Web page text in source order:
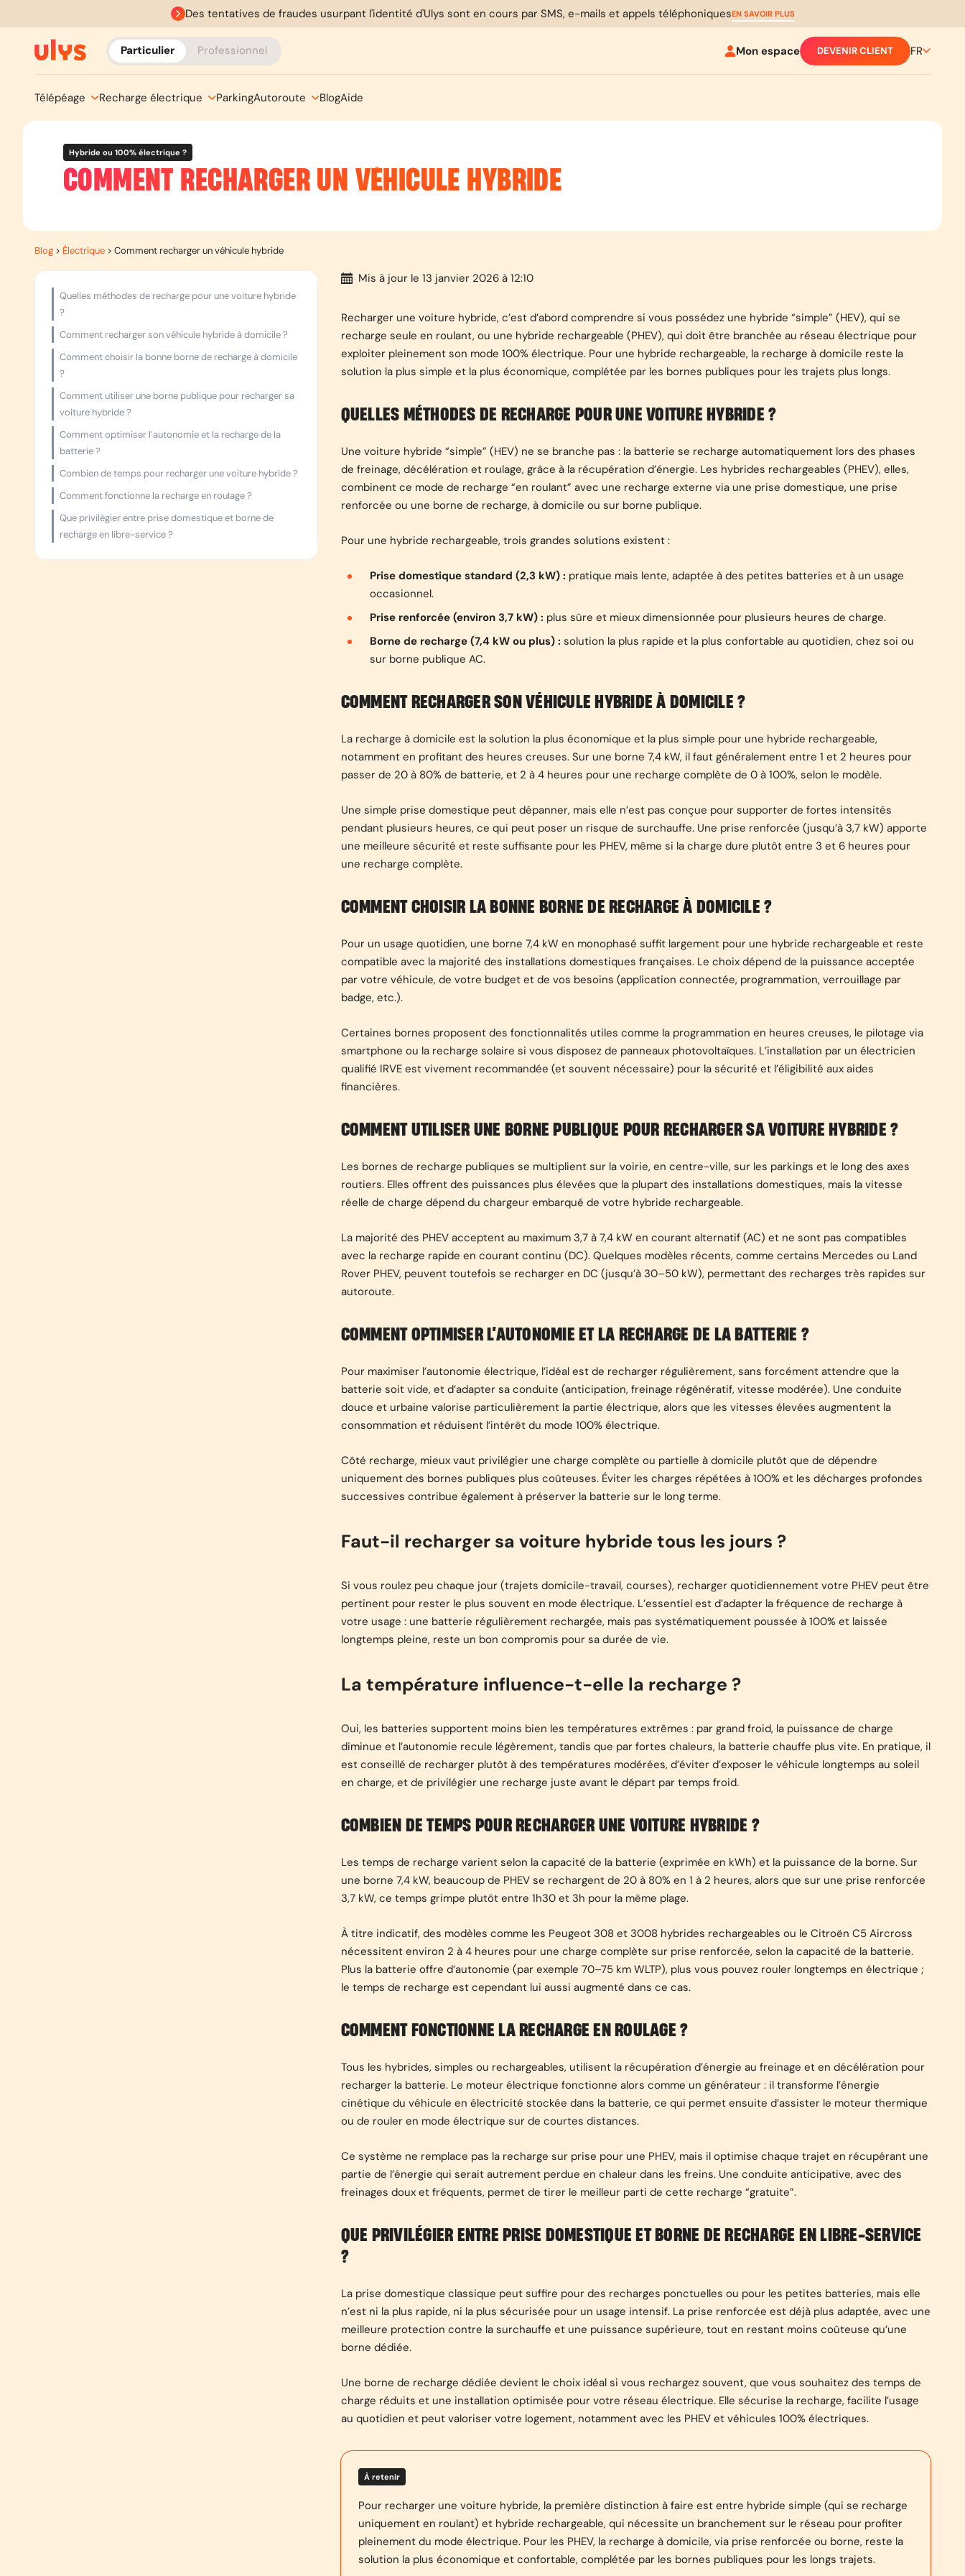
Des tentatives de fraudes usurpant l'identité d'Ulys sont en cours par SMS, e-mails et appels téléphoniquesEN SAVOIR PLUS
Particulier Professionnel Mon espace DEVENIR CLIENT FR
Télépéage Recharge électrique ParkingAutoroute BlogAide
Hybride ou 100% électrique ?
COMMENT RECHARGER UN VÉHICULE HYBRIDE
Blog > Électrique > Comment recharger un véhicule hybride
Quelles méthodes de recharge pour une voiture hybride
?
Comment recharger son véhicule hybride à domicile ?
Comment choisir la bonne borne de recharge à domicile
?
Comment utiliser une borne publique pour recharger sa
voiture hybride ?
Comment optimiser l’autonomie et la recharge de la
batterie ?
Combien de temps pour recharger une voiture hybride ?
Comment fonctionne la recharge en roulage ?
Que privilégier entre prise domestique et borne de
recharge en libre-service ?
Mis à jour le 13 janvier 2026 à 12:10
Recharger une voiture hybride, c’est d’abord comprendre si vous possédez une hybride “simple” (HEV), qui se
recharge seule en roulant, ou une hybride rechargeable (PHEV), qui doit être branchée au réseau électrique pour
exploiter pleinement son mode 100% électrique. Pour une hybride rechargeable, la recharge à domicile reste la
solution la plus simple et la plus économique, complétée par les bornes publiques pour les trajets plus longs.
QUELLES MÉTHODES DE RECHARGE POUR UNE VOITURE HYBRIDE ?
Une voiture hybride “simple” (HEV) ne se branche pas : la batterie se recharge automatiquement lors des phases
de freinage, décélération et roulage, grâce à la récupération d’énergie. Les hybrides rechargeables (PHEV), elles,
combinent ce mode de recharge “en roulant” avec une recharge externe via une prise domestique, une prise
renforcée ou une borne de recharge, à domicile ou sur borne publique.
Pour une hybride rechargeable, trois grandes solutions existent :
Prise domestique standard (2,3 kW) : pratique mais lente, adaptée à des petites batteries et à un usage
occasionnel.
Prise renforcée (environ 3,7 kW) : plus sûre et mieux dimensionnée pour plusieurs heures de charge.
Borne de recharge (7,4 kW ou plus) : solution la plus rapide et la plus confortable au quotidien, chez soi ou
sur borne publique AC.
COMMENT RECHARGER SON VÉHICULE HYBRIDE À DOMICILE ?
La recharge à domicile est la solution la plus économique et la plus simple pour une hybride rechargeable,
notamment en profitant des heures creuses. Sur une borne 7,4 kW, il faut généralement entre 1 et 2 heures pour
passer de 20 à 80% de batterie, et 2 à 4 heures pour une recharge complète de 0 à 100%, selon le modèle.
Une simple prise domestique peut dépanner, mais elle n’est pas conçue pour supporter de fortes intensités
pendant plusieurs heures, ce qui peut poser un risque de surchauffe. Une prise renforcée (jusqu’à 3,7 kW) apporte
une meilleure sécurité et reste suffisante pour les PHEV, même si la charge dure plutôt entre 3 et 6 heures pour
une recharge complète.
COMMENT CHOISIR LA BONNE BORNE DE RECHARGE À DOMICILE ?
Pour un usage quotidien, une borne 7,4 kW en monophasé suffit largement pour une hybride rechargeable et reste
compatible avec la majorité des installations domestiques françaises. Le choix dépend de la puissance acceptée
par votre véhicule, de votre budget et de vos besoins (application connectée, programmation, verrouillage par
badge, etc.).
Certaines bornes proposent des fonctionnalités utiles comme la programmation en heures creuses, le pilotage via
smartphone ou la recharge solaire si vous disposez de panneaux photovoltaïques. L’installation par un électricien
qualifié IRVE est vivement recommandée (et souvent nécessaire) pour la sécurité et l’éligibilité aux aides
financières.
COMMENT UTILISER UNE BORNE PUBLIQUE POUR RECHARGER SA VOITURE HYBRIDE ?
Les bornes de recharge publiques se multiplient sur la voirie, en centre-ville, sur les parkings et le long des axes
routiers. Elles offrent des puissances plus élevées que la plupart des installations domestiques, mais la vitesse
réelle de charge dépend du chargeur embarqué de votre hybride rechargeable.
La majorité des PHEV acceptent au maximum 3,7 à 7,4 kW en courant alternatif (AC) et ne sont pas compatibles
avec la recharge rapide en courant continu (DC). Quelques modèles récents, comme certains Mercedes ou Land
Rover PHEV, peuvent toutefois se recharger en DC (jusqu’à 30–50 kW), permettant des recharges très rapides sur
autoroute.
COMMENT OPTIMISER L’AUTONOMIE ET LA RECHARGE DE LA BATTERIE ?
Pour maximiser l’autonomie électrique, l’idéal est de recharger régulièrement, sans forcément attendre que la
batterie soit vide, et d’adapter sa conduite (anticipation, freinage régénératif, vitesse modérée). Une conduite
douce et urbaine valorise particulièrement la partie électrique, alors que les vitesses élevées augmentent la
consommation et réduisent l’intérêt du mode 100% électrique.
Côté recharge, mieux vaut privilégier une charge complète ou partielle à domicile plutôt que de dépendre
uniquement des bornes publiques plus coûteuses. Éviter les charges répétées à 100% et les décharges profondes
successives contribue également à préserver la batterie sur le long terme.
Faut-il recharger sa voiture hybride tous les jours ?
Si vous roulez peu chaque jour (trajets domicile-travail, courses), recharger quotidiennement votre PHEV peut être
pertinent pour rester le plus souvent en mode électrique. L’essentiel est d’adapter la fréquence de recharge à
votre usage : une batterie régulièrement rechargée, mais pas systématiquement poussée à 100% et laissée
longtemps pleine, reste un bon compromis pour sa durée de vie.
La température influence-t-elle la recharge ?
Oui, les batteries supportent moins bien les températures extrêmes : par grand froid, la puissance de charge
diminue et l’autonomie recule légèrement, tandis que par fortes chaleurs, la batterie chauffe plus vite. En pratique, il
est conseillé de recharger plutôt à des températures modérées, d’éviter d’exposer le véhicule longtemps au soleil
en charge, et de privilégier une recharge juste avant le départ par temps froid.
COMBIEN DE TEMPS POUR RECHARGER UNE VOITURE HYBRIDE ?
Les temps de recharge varient selon la capacité de la batterie (exprimée en kWh) et la puissance de la borne. Sur
une borne 7,4 kW, beaucoup de PHEV se rechargent de 20 à 80% en 1 à 2 heures, alors que sur une prise renforcée
3,7 kW, ce temps grimpe plutôt entre 1h30 et 3h pour la même plage.
À titre indicatif, des modèles comme les Peugeot 308 et 3008 hybrides rechargeables ou le Citroën C5 Aircross
nécessitent environ 2 à 4 heures pour une charge complète sur prise renforcée, selon la capacité de la batterie.
Plus la batterie offre d’autonomie (par exemple 70–75 km WLTP), plus vous pouvez rouler longtemps en électrique ;
le temps de recharge est cependant lui aussi augmenté dans ce cas.
COMMENT FONCTIONNE LA RECHARGE EN ROULAGE ?
Tous les hybrides, simples ou rechargeables, utilisent la récupération d’énergie au freinage et en décélération pour
recharger la batterie. Le moteur électrique fonctionne alors comme un générateur : il transforme l’énergie
cinétique du véhicule en électricité stockée dans la batterie, ce qui permet ensuite d’assister le moteur thermique
ou de rouler en mode électrique sur de courtes distances.
Ce système ne remplace pas la recharge sur prise pour une PHEV, mais il optimise chaque trajet en récupérant une
partie de l’énergie qui serait autrement perdue en chaleur dans les freins. Une conduite anticipative, avec des
freinages doux et fréquents, permet de tirer le meilleur parti de cette recharge “gratuite”.
QUE PRIVILÉGIER ENTRE PRISE DOMESTIQUE ET BORNE DE RECHARGE EN LIBRE-SERVICE
?
La prise domestique classique peut suffire pour des recharges ponctuelles ou pour les petites batteries, mais elle
n’est ni la plus rapide, ni la plus sécurisée pour un usage intensif. La prise renforcée est déjà plus adaptée, avec une
meilleure protection contre la surchauffe et une puissance supérieure, tout en restant moins coûteuse qu’une
borne dédiée.
Une borne de recharge dédiée devient le choix idéal si vous rechargez souvent, que vous souhaitez des temps de
charge réduits et une installation optimisée pour votre réseau électrique. Elle sécurise la recharge, facilite l’usage
au quotidien et peut valoriser votre logement, notamment avec les PHEV et véhicules 100% électriques.
À retenir
Pour recharger une voiture hybride, la première distinction à faire est entre hybride simple (qui se recharge
uniquement en roulant) et hybride rechargeable, qui nécessite un branchement sur le réseau pour profiter
pleinement du mode électrique. Pour les PHEV, la recharge à domicile, via prise renforcée ou borne, reste la
solution la plus économique et confortable, complétée par les bornes publiques pour les longs trajets.